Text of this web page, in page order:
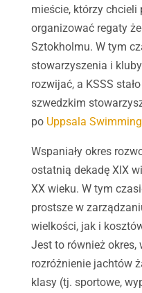
mieście, którzy
organizować regaty
Sztokholmu. W tym
stowarzyszenia i
rozwijać, a KSSS
szwedzkim
po Uppsala
Wspaniały okres
ostatnią dekadę XIX
XX wieku. W tym
prostsze w
wielkości, jak i
Jest to również
rozróżnienie jachtów
klasy (tj. sportowe,